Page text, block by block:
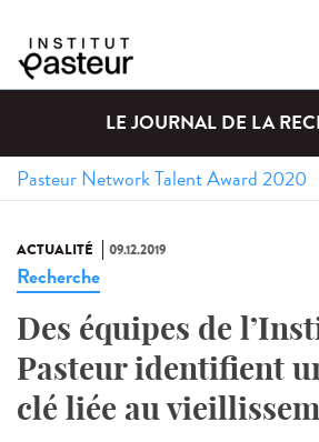
LE JOURNAL DE LA
ACTUALITÉ 09.12.2019
Recherche
Des équipes de
Pasteur identifient
clé liée au